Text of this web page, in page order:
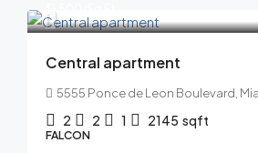
Central apartment
5555 Ponce de Leon Boulevard,
2 2 1 2145 sqft
FALCON